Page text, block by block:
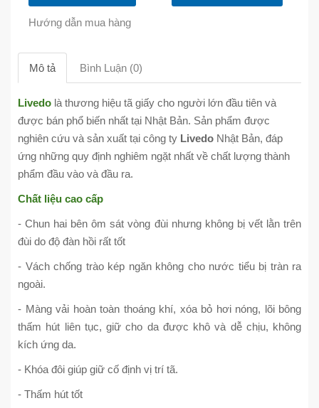
Hướng dẫn mua hàng
Mô tả Bình Luận (0)
Livedo là thương hiệu tã giấy cho người lớn đầu tiên và
được bán phổ biến nhất tại Nhật Bản. Sản phẩm được
nghiên cứu và sản xuất tại công ty Livedo Nhật Bản, đáp
ứng những quy định nghiêm ngặt nhất về chất lượng thành
phẩm đầu vào và đầu ra.
Chất liệu cao cấp
- Chun hai bên ôm sát vòng đùi nhưng không bị vết lằn trên
đùi do độ đàn hồi rất tốt
- Vách chống trào kép ngăn không cho nước tiểu bị tràn ra
ngoài.
- Màng vải hoàn toàn thoáng khí, xóa bỏ hơi nóng, lõi bông
thấm hút liên tục, giữ cho da được khô và dễ chịu, không
kích ứng da.
- Khóa đôi giúp giữ cố định vị trí tã.
- Thấm hút tốt